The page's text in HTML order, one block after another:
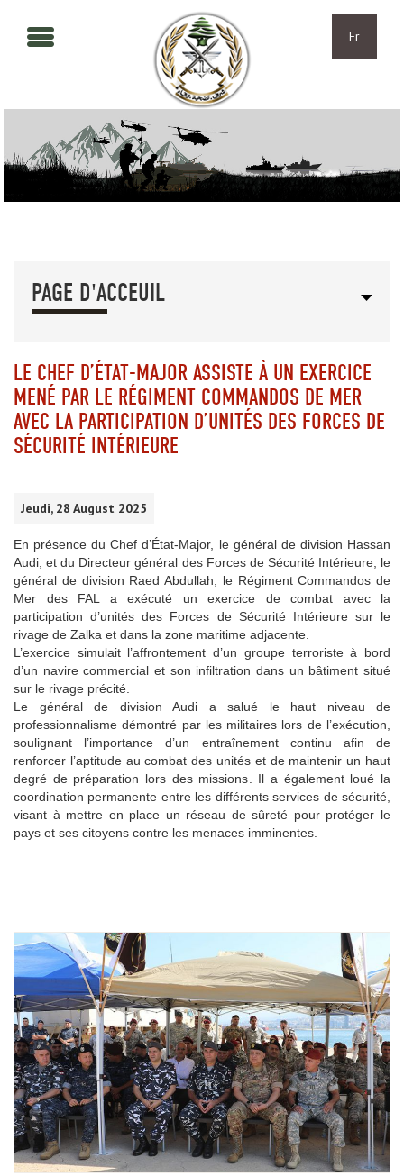
Fr
PAGE D'ACCEUIL
LE CHEF D’ÉTAT-MAJOR ASSISTE À UN EXERCICE
MENÉ PAR LE RÉGIMENT COMMANDOS DE MER
AVEC LA PARTICIPATION D’UNITÉS DES FORCES DE
SÉCURITÉ INTÉRIEURE
Jeudi, 28 August 2025
En présence du Chef d’État-Major, le général de division Hassan
Audi, et du Directeur général des Forces de Sécurité Intérieure, le
général de division Raed Abdullah, le Régiment Commandos de
Mer des FAL a exécuté un exercice de combat avec la
participation d’unités des Forces de Sécurité Intérieure sur le
rivage de Zalka et dans la zone maritime adjacente.
L’exercice simulait l’affrontement d’un groupe terroriste à bord
d’un navire commercial et son infiltration dans un bâtiment situé
sur le rivage précité.
Le général de division Audi a salué le haut niveau de
professionnalisme démontré par les militaires lors de l’exécution,
soulignant l’importance d’un entraînement continu afin de
renforcer l’aptitude au combat des unités et de maintenir un haut
degré de préparation lors des missions. Il a également loué la
coordination permanente entre les différents services de sécurité,
visant à mettre en place un réseau de sûreté pour protéger le
pays et ses citoyens contre les menaces imminentes.